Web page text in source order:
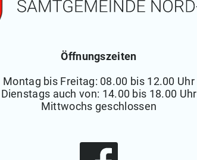
Öffnungszeiten
Montag bis Freitag: 08.00 bis 12.00 Uhr
Dienstags auch von: 14.00 bis 18.00 Uhr
Mittwochs geschlossen